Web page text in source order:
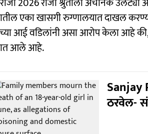
एका खासगी रुग्णालयात दाखल
आई वडिलांनी असा आरोप केला आहे
आले आहे.
Sanjay
ठरवेल-